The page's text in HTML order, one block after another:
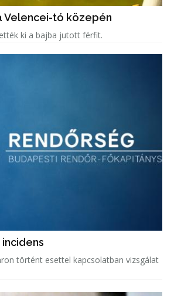
Velencei-tó közepén
ki a bajba jutott férfit.
történt esettel kapcsolatban vizsgálat